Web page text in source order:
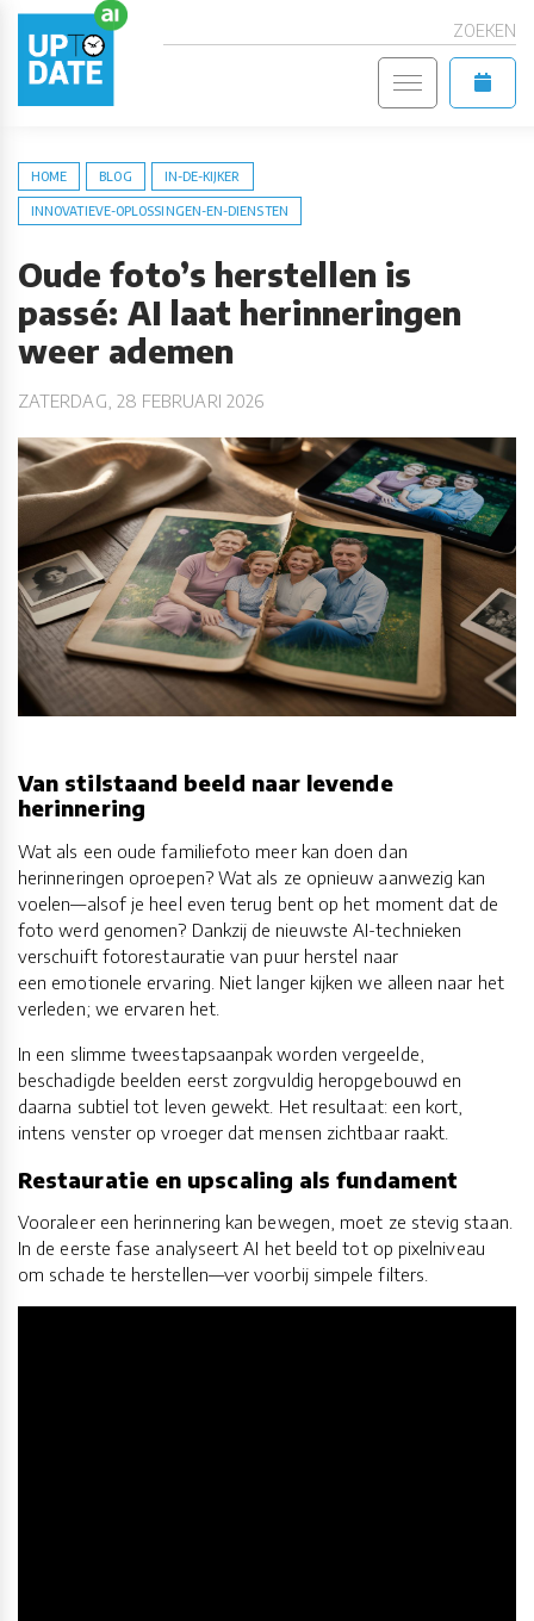
ZOEKEN
HOME BLOG IN-DE-KIJKER
INNOVATIEVE-OPLOSSINGEN-EN-DIENSTEN
Oude foto’s herstellen is
passé: AI laat herinneringen
weer ademen
ZATERDAG, 28 FEBRUARI 2026
Van stilstaand beeld naar levende
herinnering
Wat als een oude familiefoto meer kan doen dan
herinneringen oproepen? Wat als ze opnieuw aanwezig kan
voelen—alsof je heel even terug bent op het moment dat de
foto werd genomen? Dankzij de nieuwste AI-technieken
verschuift fotorestauratie van puur herstel naar
een emotionele ervaring. Niet langer kijken we alleen naar het
verleden; we ervaren het.
In een slimme tweestapsaanpak worden vergeelde,
beschadigde beelden eerst zorgvuldig heropgebouwd en
daarna subtiel tot leven gewekt. Het resultaat: een kort,
intens venster op vroeger dat mensen zichtbaar raakt.
Restauratie en upscaling als fundament
Vooraleer een herinnering kan bewegen, moet ze stevig staan.
In de eerste fase analyseert AI het beeld tot op pixelniveau
om schade te herstellen—ver voorbij simpele filters.